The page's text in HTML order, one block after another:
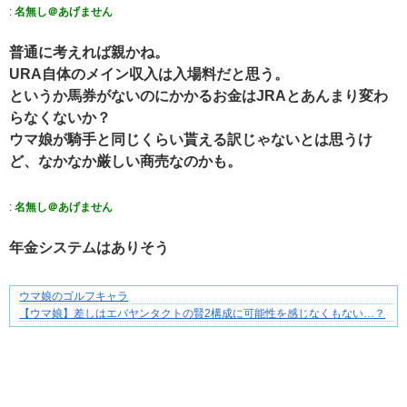
: 名無し＠あげません
普通に考えれば親かね。
URA自体のメイン収入は入場料だと思う。
というか馬券がないのにかかるお金はJRAとあんまり変わ
らなくないか？
ウマ娘が騎手と同じくらい貰える訳じゃないとは思うけ
ど、なかなか厳しい商売なのかも。
: 名無し＠あげません
年金システムはありそう
ゾッとして、ほろりとする奇妙な物語。
ウマ娘のゴルフキャラ
【ウマ娘】差しはエバヤンタクトの賢2構成に可能性を感じなくもない…？